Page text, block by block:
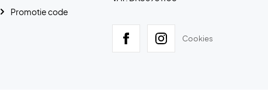
Cookies
Promotie code